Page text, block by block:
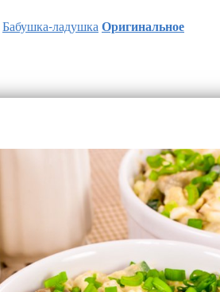
Бабушка-ладушкаОригинальное